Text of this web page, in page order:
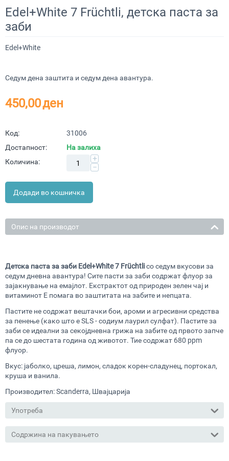
Edel+White 7 Früchtli, детска паста за
заби
Edel+White
Седум дена заштита и седум дена авантура.
450,00ден
Код:
31006
Достапност:
На залиха
Количина:
+
−
Додади во кошничка
Опис на производот
Детска паста за заби Edel+White 7 Früchtliсо седум вкусови за
седум дневна авантура! Сите пасти за заби содржат флуор за
зајакнување на емајлот. Екстрактот од природен зелен чај и
витаминот Е помага во заштитата на забите и непцата.
Пастите не содржат вештачки бои, ароми и агресивни средства
за пенење (како што е SLS - содиум лаурил сулфат). Пастите за
заби се идеални за секојдневна грижа на забите од првото запче
па се до шестата година од животот. Тие содржат 680 ppm
флуор.
Вкус: јаболко, цреша, лимон, сладок корен-сладунец, портокал,
круша и ванила.
Производител: Scanderra, Швајцарија
Употреба
Содржина на пакувањето